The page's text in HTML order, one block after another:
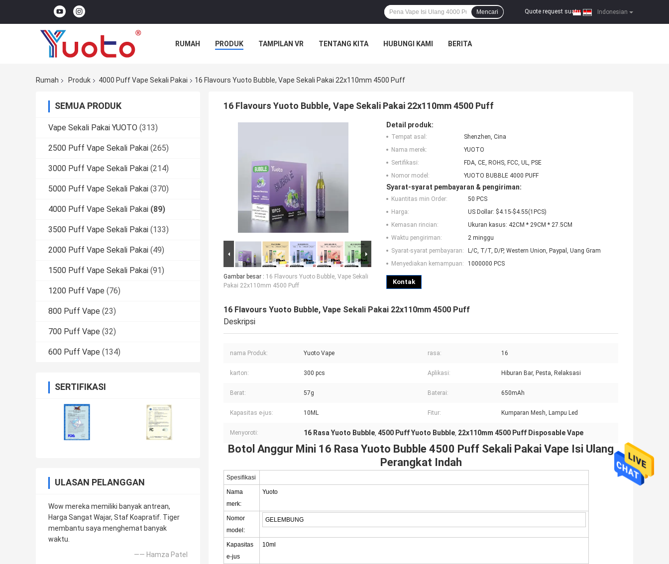
Indonesian
Quote request suatu |
Mencari
RUMAH PRODUK TAMPILAN VR TENTANG KITA HUBUNGI KAMI BERITA
Rumah Produk 4000 Puff Vape Sekali Pakai 16 Flavours Yuoto Bubble, Vape Sekali Pakai 22x110mm 4500 Puff
SEMUA PRODUK
Vape Sekali Pakai YUOTO (313)
2500 Puff Vape Sekali Pakai (265)
3000 Puff Vape Sekali Pakai (214)
5000 Puff Vape Sekali Pakai (370)
4000 Puff Vape Sekali Pakai (89)
3500 Puff Vape Sekali Pakai (133)
2000 Puff Vape Sekali Pakai (49)
1500 Puff Vape Sekali Pakai (91)
1200 Puff Vape (76)
800 Puff Vape (23)
700 Puff Vape (32)
600 Puff Vape (134)
SERTIFIKASI
ULASAN PELANGGAN
Wow mereka memiliki banyak antrean,
Harga Sangat Wajar, Staf Koapratif. Tiger
membantu saya menghemat banyak
waktu.
—— Hamza Patel
16 Flavours Yuoto Bubble, Vape Sekali Pakai 22x110mm 4500 Puff
Gambar besar : 16 Flavours Yuoto Bubble, Vape Sekali
Pakai 22x110mm 4500 Puff
Detail produk:
Tempat asal:
Shenzhen, Cina
Nama merek:
YUOTO
Sertifikasi:
FDA, CE, ROHS, FCC, UL, PSE
Nomor model:
YUOTO BUBBLE 4000 PUFF
Syarat-syarat pembayaran & pengiriman:
Kuantitas min Order:
50 PCS
Harga:
US Dollar: $4.15-$4.55(1PCS)
Kemasan rincian:
Ukuran kasus: 42CM * 29CM * 27.5CM
Waktu pengiriman:
2 minggu
Syarat-syarat pembayaran:
L/C, T/T, D/P, Western Union, Paypal, Uang Gram
Menyediakan kemampuan:
1000000 PCS
Kontak
16 Flavours Yuoto Bubble, Vape Sekali Pakai 22x110mm 4500 Puff
Deskripsi
nama Produk: Yuoto Vape rasa: 16
karton: 300 pcs Aplikasi: Hiburan Bar, Pesta, Relaksasi
Berat: 57g Baterai: 650mAh
Kapasitas e-jus: 10ML Fitur: Kumparan Mesh, Lampu Led
Menyoroti: 16 Rasa Yuoto Bubble, 4500 Puff Yuoto Bubble, 22x110mm 4500 Puff Disposable Vape
Botol Anggur Mini 16 Rasa Yuoto Bubble 4500 Puff Sekali Pakai Vape Isi Ulang
Perangkat Indah
Spesifikasi
Nama
merk:
Yuoto
Nomor
model:
GELEMBUNG
Kapasitas
e-jus
10ml